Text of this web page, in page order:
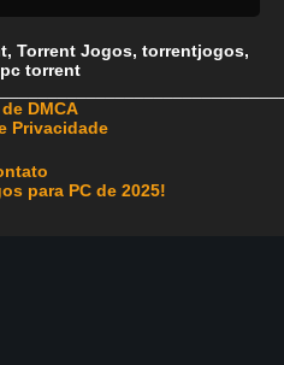
, Torrent Jogos, torrentjogos,
torrent
DMCA
Privacidade
para PC de 2025!